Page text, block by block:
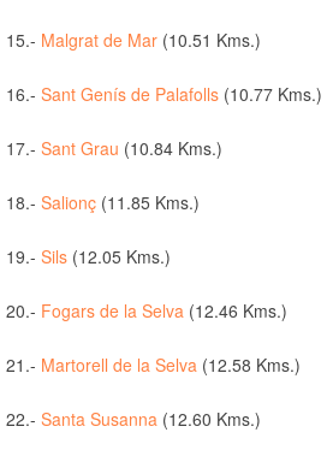
15.- Malgrat de Mar (10.51 Kms.)
16.- Sant Genís de Palafolls (10.77 Kms.)
17.- Sant Grau (10.84 Kms.)
18.- Salionç (11.85 Kms.)
19.- Sils (12.05 Kms.)
20.- Fogars de la Selva (12.46 Kms.)
21.- Martorell de la Selva (12.58 Kms.)
22.- Santa Susanna (12.60 Kms.)